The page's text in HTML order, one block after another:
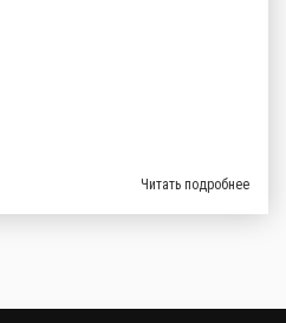
Читать подробнее